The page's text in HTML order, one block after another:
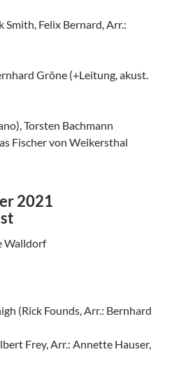
Felix Bernard, Arr.:
Gröne (+Leitung, akust.
Torsten Bachmann
Fischer von Weikersthal
2021
Walldorf
(Rick Founds, Arr.: Bernhard
Frey, Arr.: Annette Hauser,